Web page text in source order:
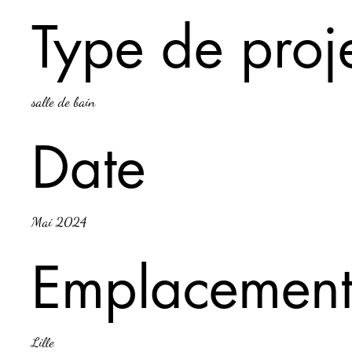
Type de
salle de bain
Date
Mai 2024
Lille